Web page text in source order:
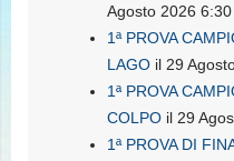
Agosto 2026 6:30
1ª PROVA
LAGO il 29
1ª PROVA
COLPO il 29
1ª PROVA DI